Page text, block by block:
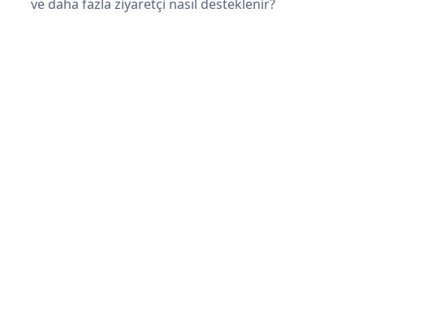
ve daha fazla ziyaretçi nasıl desteklenir?